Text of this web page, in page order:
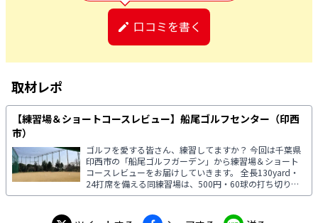
口コミを書く
取材レポ
【練習場＆ショートコースレビュー】船尾ゴルフセンター（印西
市）
ゴルフを愛する皆さん、練習してますか？ 今回は千葉県
印西市の「船尾ゴルフガーデン」から練習場＆ショート
コースレビューをお届けしていきます。 全長130yard・
24打席を備える同練習場は、500円・60球の打ち切りプ
ランや2時間1,300円～の打ち放題に加え、9ホールのショ
9:00～17:00まで“打ち放題＆回り放題”の猛練習も可能で